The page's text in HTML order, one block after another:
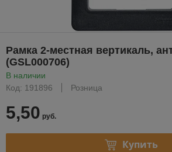
Рамка 2-местная вертикаль,
(GSL000706)
В наличии
Код: 191896
Розница
5,50 руб.
Купить